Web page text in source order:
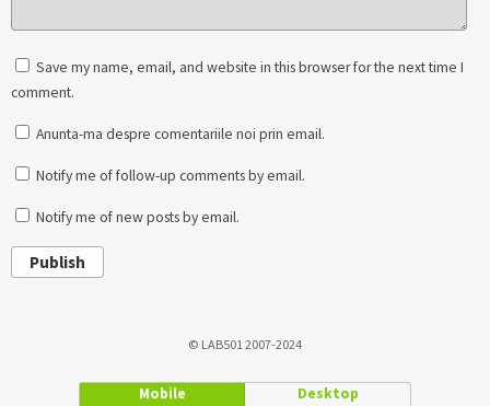
Save my name, email, and website in this browser for the next time I
comment.
Anunta-ma despre comentariile noi prin email.
Notify me of follow-up comments by email.
Notify me of new posts by email.
Publish
© LAB501 2007-2024
Mobile Desktop